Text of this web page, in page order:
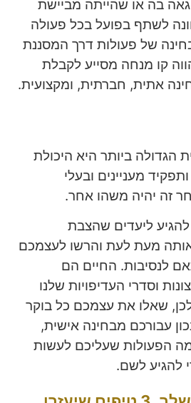
בה או שהייתה מביישת
לשתף בפועל בכל פעולה
של פעולות דרך המסננת
קו מנחה מסייע לקבלת
אתית, חברתית, ומקצועית.
הגדולה ביותר היא היכולת
מעניינים ובעלי
זה יהיה משהו אחר.
ליעדים שהצבת
מעת לעת והרשו לעצמכם
לנסיבות. החיים הם
וסדרי העדיפויות שלנו
שאלו את עצמכם כל בוקר
עבורכם מבחינה אישית,
הפעולות שעליכם לעשות
להגיע לשם.